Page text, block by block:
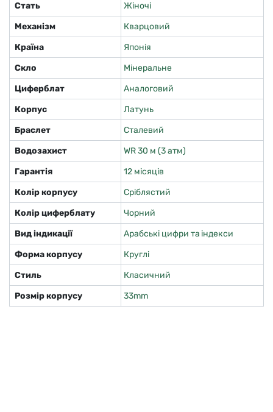
Стать
Жіночі
Механізм
Кварцовий
Країна
Японія
Скло
Мінеральне
Циферблат
Аналоговий
Корпус
Латунь
Браслет
Сталевий
Водозахист
WR 30 м (3 атм)
Гарантія
12 місяців
Колір корпусу
Сріблястий
Колір циферблату
Чорний
Вид індикації
Арабські цифри та індекси
Форма корпусу
Круглі
Стиль
Класичний
Розмір корпусу
33mm